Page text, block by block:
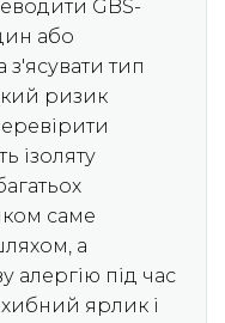
GBS-
або
тип
ризик
ізоляту
саме
а
алергію під час
ярлик і